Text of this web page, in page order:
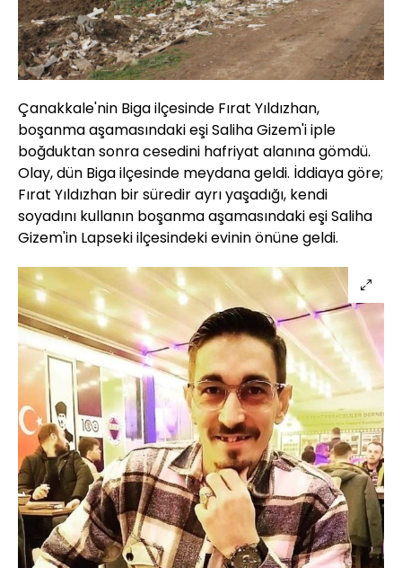
Çanakkale'nin Biga ilçesinde Fırat Yıldızhan,
boşanma aşamasındaki eşi Saliha Gizem'i iple
boğduktan sonra cesedini hafriyat alanına gömdü.
Olay, dün Biga ilçesinde meydana geldi. İddiaya göre;
Fırat Yıldızhan bir süredir ayrı yaşadığı, kendi
soyadını kullanın boşanma aşamasındaki eşi Saliha
Gizem'in Lapseki ilçesindeki evinin önüne geldi.